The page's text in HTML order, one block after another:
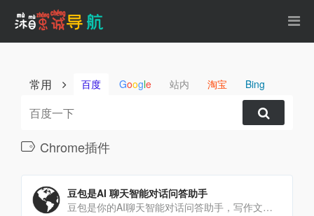
常用 百度 Google 站内 淘宝 Bing
Chrome插件
豆包是AI 聊天智能对话问答助手
豆包是你的AI聊天智能对话问答助手，写作文案翻译情感陪伴编程全能工具。豆包为你答疑解惑，提供灵感，辅助创作[…]